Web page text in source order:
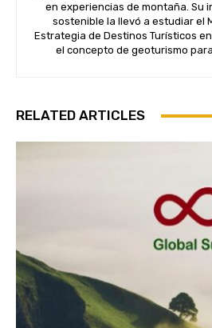
en experiencias de montaña. Su
sostenible la llevó a estudiar el
Estrategia de Destinos Turísticos
el concepto de geoturismo
RELATED ARTICLES